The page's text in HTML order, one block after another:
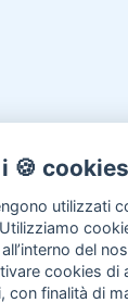
🍪
utilizzati
del
cookies di
con finalità di